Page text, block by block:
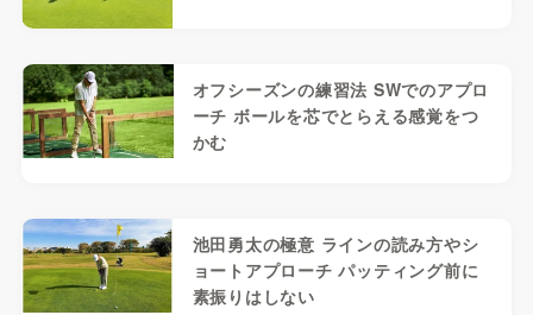
オフシーズンの練習法 SWでのアプロ
ーチ ボールを芯でとらえる感覚をつ
かむ
池田勇太の極意 ラインの読み方やシ
ョートアプローチ パッティング前に
素振りはしない